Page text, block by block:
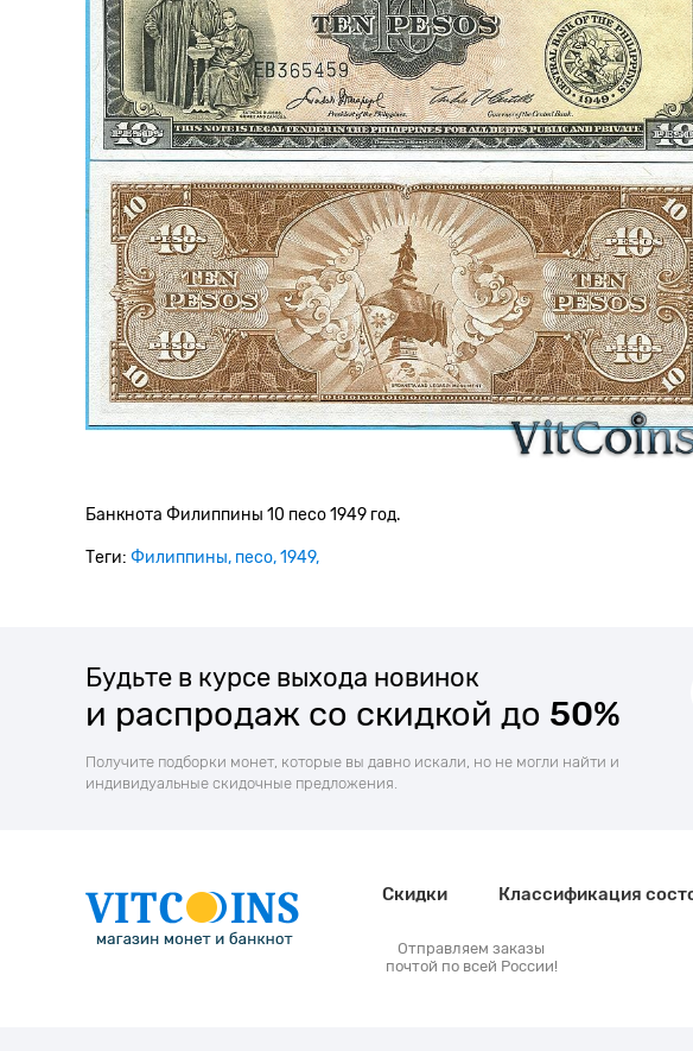
Банкнота Филиппины 10 песо 1949 год.
Теги: Филиппины песо 1949
Будьте в курсе выхода новинок
и распродаж со скидкой до 50%
Получите подборки монет, которые вы давно искали, но не могли найти и
индивидуальные скидочные предложения.
Скидки Классификация
Отправляем заказы
почтой по всей России!